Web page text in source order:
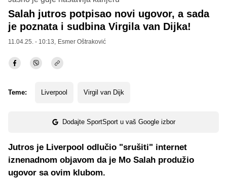
Salah jutros potpisao novi ugovor, a sada
je poznata i sudbina Virgila van Dijka!
11.04.25. - 10:13, Esmer Oštraković
Teme: Liverpool Virgil van Dijk
Dodajte SportSport u vaš Google izbor
Jutros je Liverpool odlučio "srušiti" internet
iznenadnom objavom da je Mo Salah produžio
ugovor sa ovim klubom.